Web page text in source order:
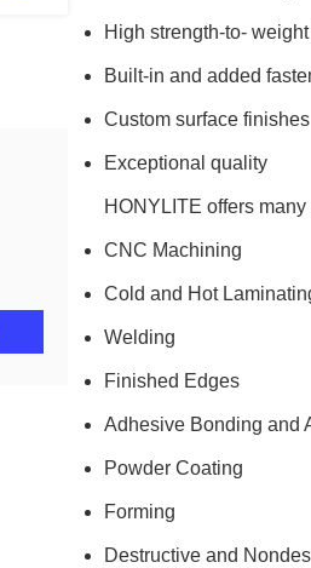
High strength-to-
Built-in and added
Custom surface finishes
Exceptional quality
HONYLITE offers
CNC Machining
Cold and Hot
Welding
Finished Edges
Adhesive Bonding and
Powder Coating
Forming
Destructive and